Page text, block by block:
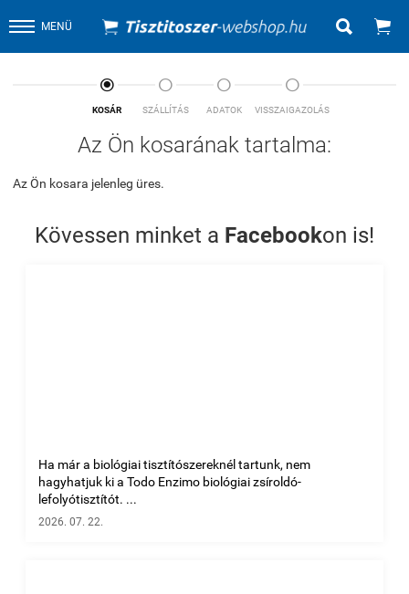
MENÜ  

KOSÁR

SZÁLLÍTÁS

ADATOK

VISSZAIGAZOLÁS
Az Ön kosarának tartalma:
Az Ön kosara jelenleg üres.
Kövessen minket a Facebookon is!
Ha már a biológiai tisztítószereknél tartunk, nem
hagyhatjuk ki a Todo Enzimo biológiai zsíroldó-
lefolyótisztítót. ...
2026. 07. 22.